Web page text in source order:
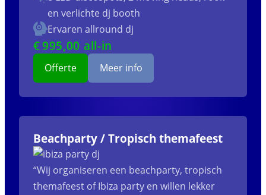
en verlichte dj booth
Ervaren allround dj
€995,00 all-in
Offerte Meer info
Beachparty / Tropisch themafeest
“Wij organiseren een beachparty, tropisch
themafeest of Ibiza party en willen lekker